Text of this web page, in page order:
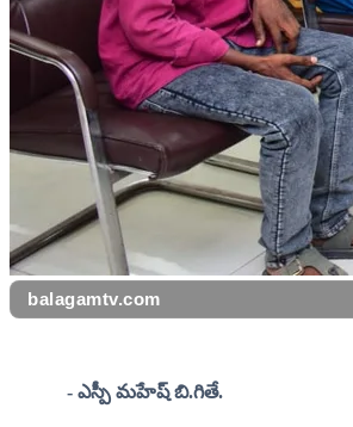
balagamtv.com
- ఎస్పీ మహేష్ బి.గితే.